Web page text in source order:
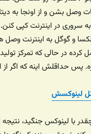
وصل بشن و از اونجا به
سروری در اینترنت کپی
و گوگل به اینترنت
کرده در حالی که تمرکز
پس حداقلش اینه که اگر
لینوکسش
با لینوکس جنگید،